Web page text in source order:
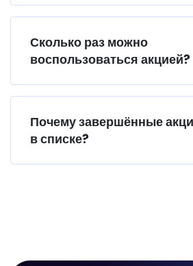
Сколько раз можно
воспользоваться акцией?
Почему завершённые
в списке?